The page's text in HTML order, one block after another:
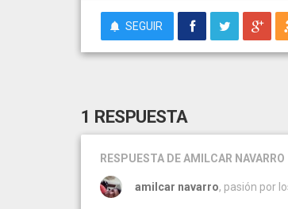
SEGUIR
1 RESPUESTA
RESPUESTA DE AMILCAR NAVARRO
amilcar navarro, pasión por